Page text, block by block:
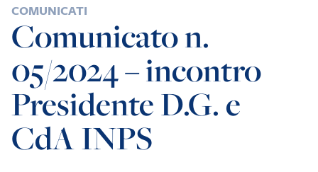
POSTED IN
COMUNICATI
Comunicato n.
05/2024 – incontro
Presidente D.G. e
CdA INPS